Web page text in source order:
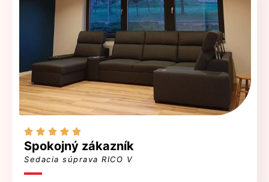
    
Spokojný zákazník
Sedacia súprava RICO V